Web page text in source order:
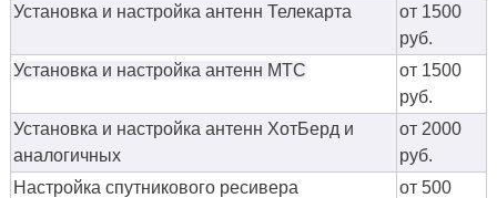
Установка и настройка антенн Телекарта
от 1500
руб.
Установка и настройка антенн МТС
от 1500
руб.
Установка и настройка антенн ХотБерд и
аналогичных
от 2000
руб.
Настройка спутникового ресивера
от 500